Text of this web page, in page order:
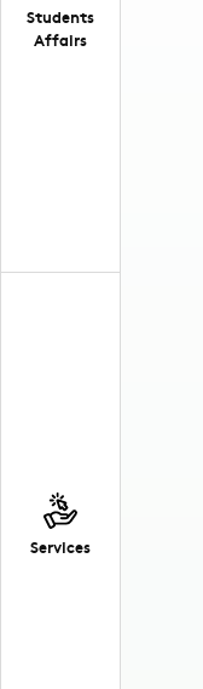
Students
Affairs
Services